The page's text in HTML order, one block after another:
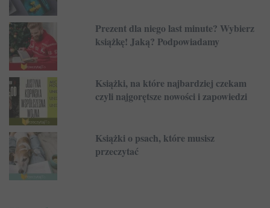
Prezent dla niego last minute? Wybierz
książkę! Jaką? Podpowiadamy
Książki, na które najbardziej czekam
czyli najgorętsze nowości i zapowiedzi
Książki o psach, które musisz
przeczytać